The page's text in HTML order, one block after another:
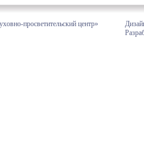
просветительский центр»